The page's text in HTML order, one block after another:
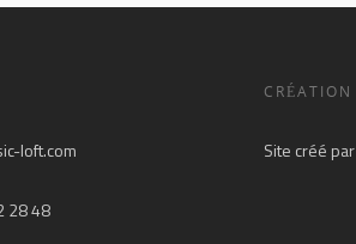
loft.com
28 48
CRÉATION
Site créé par